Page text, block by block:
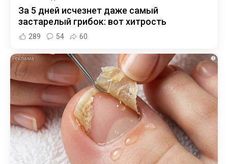
За 5 дней исчезнет даже самый
застарелый грибок: вот хитрость
289 54 60
i